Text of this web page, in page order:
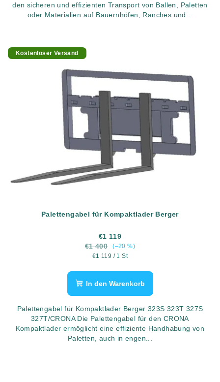
den sicheren und effizienten Transport von Ballen, Paletten
oder Materialien auf Bauernhöfen, Ranches und...
Kostenloser Versand
Palettengabel für Kompaktlader Berger
€1 119
€1 400
(–20 %)
Verkaufspreis:
€1 119 / 1 St
In den Warenkorb
Palettengabel für Kompaktlader Berger 323S 323T 327S
327T/CRONA Die Palettengabel für den CRONA
Kompaktlader ermöglicht eine effiziente Handhabung von
Paletten, auch in engen...